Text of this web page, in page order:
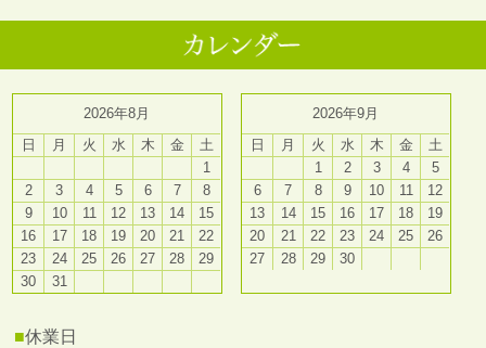
2026年8月
日
月 火 水 木 金
土
1
2
3 4 5 6 7
8
9
10 11 12 13 14
15
16
17 18 19 20 21
22
23
24 25 26 27 28
29
30
31
2026年9月
日
月 火 水 木 金
土
1
2 3 4
5
6
7 8 9 10 11
12
13
14 15 16 17 18
19
20
21 22 23 24 25
26
27
28 29 30
■休業日